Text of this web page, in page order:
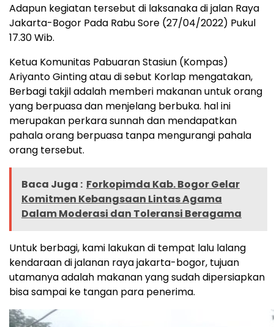
Adapun kegiatan tersebut di laksanaka di jalan Raya
Jakarta-Bogor Pada Rabu Sore (27/04/2022) Pukul
17.30 Wib.
Ketua Komunitas Pabuaran Stasiun (Kompas)
Ariyanto Ginting atau di sebut Korlap mengatakan,
Berbagi takjil adalah memberi makanan untuk orang
yang berpuasa dan menjelang berbuka. hal ini
merupakan perkara sunnah dan mendapatkan
pahala orang berpuasa tanpa mengurangi pahala
orang tersebut.
Baca Juga : Forkopimda Kab. Bogor Gelar
Komitmen Kebangsaan Lintas Agama
Dalam Moderasi dan Toleransi Beragama
Untuk berbagi, kami lakukan di tempat lalu lalang
kendaraan di jalanan raya jakarta-bogor, tujuan
utamanya adalah makanan yang sudah dipersiapkan
bisa sampai ke tangan para penerima.